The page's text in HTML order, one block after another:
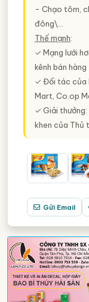
- Chạo tôm,
đông\...
Thế mạnh:
✓ Mạng lưới
kênh bán hàng
✓ Đối tác của
Mart, Co.op
✓ Giải thưởng:
khen của Thủ
Gửi Email